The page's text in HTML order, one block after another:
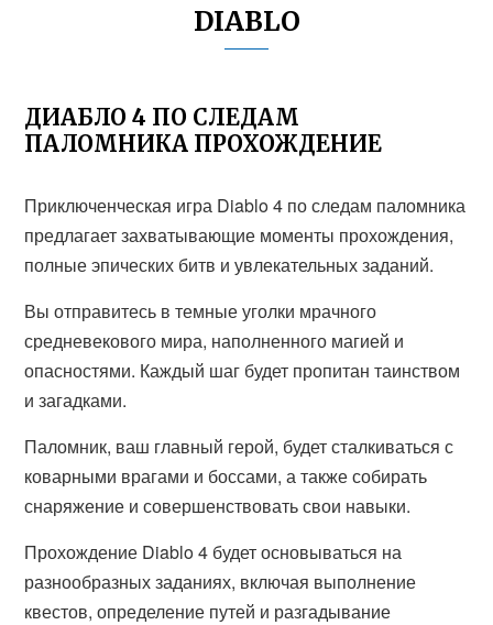
DIABLO
ДИАБЛО 4 ПО СЛЕДАМ
ПАЛОМНИКА ПРОХОЖДЕНИЕ
Приключенческая игра Diablo 4 по следам паломника
предлагает захватывающие моменты прохождения,
полные эпических битв и увлекательных заданий.
Вы отправитесь в темные уголки мрачного
средневекового мира, наполненного магией и
опасностями. Каждый шаг будет пропитан таинством
и загадками.
Паломник, ваш главный герой, будет сталкиваться с
коварными врагами и боссами, а также собирать
снаряжение и совершенствовать свои навыки.
Прохождение Diablo 4 будет основываться на
разнообразных заданиях, включая выполнение
квестов, определение путей и разгадывание